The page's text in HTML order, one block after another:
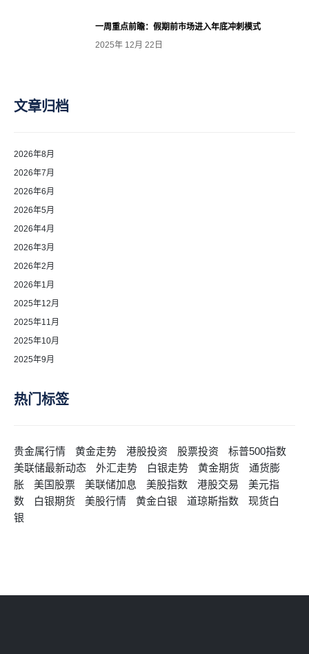
一周重点前瞻：假期前市场进入年底冲刺模式
2025年 12月 22日
文章归档
2026年8月
2026年7月
2026年6月
2026年5月
2026年4月
2026年3月
2026年2月
2026年1月
2025年12月
2025年11月
2025年10月
2025年9月
热门标签
贵金属行情 黄金走势 港股投资 股票投资
标普500指数
美联储最新动态
外汇走势 白银走势 黄金期货
通货膨
胀
美国股票 美联储加息 美股指数 港股交易
美元指
数
白银期货 美股行情 黄金白银 道琼斯指数
现货白
银